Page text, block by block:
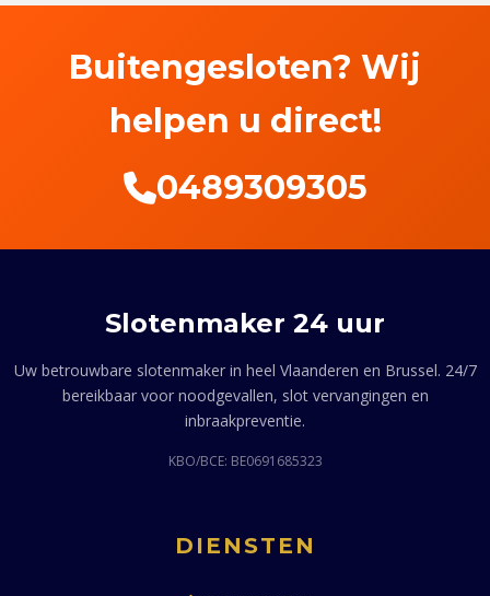
Buitengesloten? Wij
helpen u direct!
0489309305
Slotenmaker 24 uur
Uw betrouwbare slotenmaker in heel Vlaanderen en Brussel. 24/7
bereikbaar voor noodgevallen, slot vervangingen en
inbraakpreventie.
KBO/BCE: BE0691685323
DIENSTEN